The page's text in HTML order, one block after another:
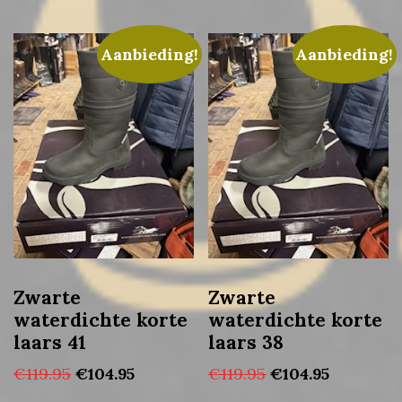
Aanbieding!
Zwarte
waterdichte korte
laars 41
€119.95 Oorspronkelijke
€104.95Huidige
Aanbieding!
Zwarte
waterdichte korte
laars 38
€119.95 Oorspronkelijke
€104.95Huidige